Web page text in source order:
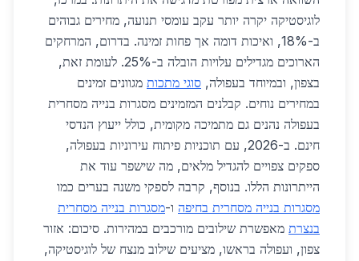
לוגיסטיקה יקרה יותר עקב עומסי תנועה, מחירים גבוהים
ב-18%, ואיכות דומה אך פחות זמינה. בדרום, המרחקים
הארוכים מגדילים עלויות הובלה ב-25%. לעומת זאת,
בצפון, ובמיוחד בעפולה, סוגי מתכות מגוונים זמינים
במחירים נוחים. קבלנים המזמינים מסגרות בנייה מסחרית
בעפולה נהנים גם מתמיכה מקומית, כולל ייעוץ הנדסי
חינם. ב-2026, עם תוכניות פיתוח עירוניות בעפולה,
ספקים צפויים להגדיל מלאים, מה שישפר עוד את
הייתרונות הללו. בנוסף, קרבה לספקי משנה בערים כמו
מסגרות בנייה מסחרית בחיפה ו-מסגרות בנייה מסחרית
בנצרת מאפשרת שילובים מורכבים במהירות. סיכום: אזור
צפון, ועפולה בראשו, מציעים שילוב מנצח של לוגיסטיקה,